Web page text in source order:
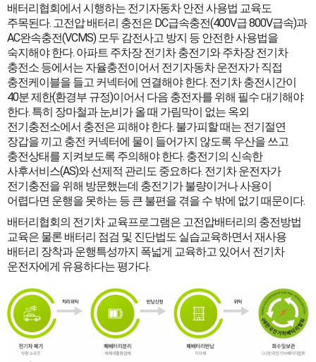
배터리협회에서 시행하는 전기자동차 안전 사용법 교육도
주목된다. 고전압 배터리 충전은 DC급속충전(400V급 800V급속)과
AC완속충전(VCMS) 모두 감전사고 방지 등 안전한 사용법을
숙지해야 한다. 아파트 주차장 전기차 충전기와 주차장 전기차
충전소 등에서는 자율충전이어서 전기자동차 운전자가 직접
충전케이블을 들고 커넥터에 연결해야 한다. 전기차 충전시간이
40분 제한(환경부 규정)이어서 다음 충전자를 위해 필수 대기해야
한다. 특히 장마철과 눈,비가 올 때 가림막이 없는 옥외
전기충전소에서 충전은 피해야 한다. 불가피할 때는 전기절연
장갑을 끼고 충전 커넥터에 물이 들어가지 않도록 우산을 쓰고
충전상태를 지켜보도록 주의해야 한다. 충전기의 신속한
사후서비스(AS)와 선제적 관리도 중요하다. 전기차 운전자가
전기충전을 위해 방문했는데 충전기가 불량이거나 사용이
어렵다면 운행을 못하는 등 큰 불편을 겪을 수 밖에 없기 때문이다.
배터리협회의 전기차 교육프로그램은 고전압배터리의 충전방법
교육은 물론 배터리 점검 및 진단법도 실습교육하면서 재사용
배터리 장착과 운행특성까지 폭넓게 교육하고 있어서 전기차
운전자에게 유용하다는 평가다.